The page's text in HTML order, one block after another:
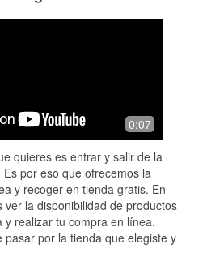
0:07
quieres es entrar y salir de la
por eso que ofrecemos la
y recoger en tienda gratis. En
ver la disponibilidad de productos
realizar tu compra en línea.
pasar por la tienda que elegiste y